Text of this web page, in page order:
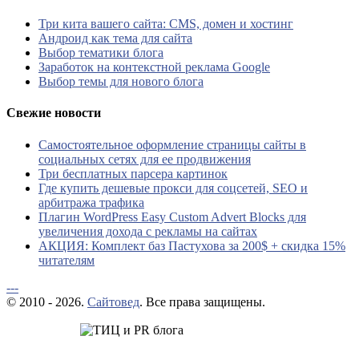
Три кита вашего сайта: CMS, домен и хостинг
Андроид как тема для сайта
Выбор тематики блога
Заработок на контекстной реклама Google
Выбор темы для нового блога
Свежие новости
Самостоятельное оформление страницы сайты в
социальных сетях для ее продвижения
Три бесплатных парсера картинок
Где купить дешевые прокси для соцсетей, SEO и
арбитража трафика
Плагин WordPress Easy Custom Advert Blocks для
увеличения дохода с рекламы на сайтах
АКЦИЯ: Комплект баз Пастухова за 200$ + скидка 15%
читателям
---
© 2010 - 2026. Сайтовед. Все права защищены.